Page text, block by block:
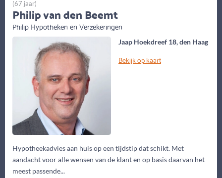
Jaap Hoekdreef 18, den Haag
Bekijk op kaart
Hypotheekadvies aan huis op een tijdstip dat schikt. Met
aandacht voor alle wensen van de klant en op basis daarvan het
meest passende...
(67 jaar)
Philip van den Beemt
Philip Hypotheken en Verzekeringen